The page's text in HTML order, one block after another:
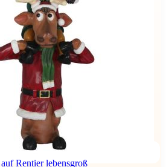
Rentier lebensgroß